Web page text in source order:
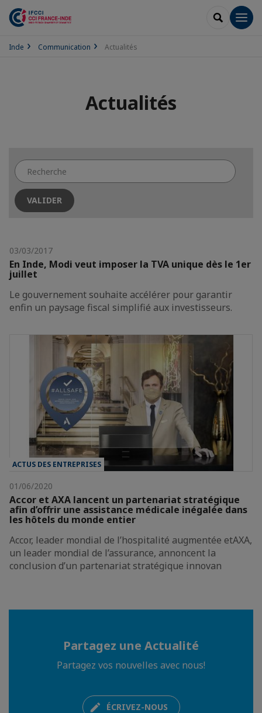
Inde Communication Actualités
Actualités
03/03/2017
En Inde, Modi veut imposer la TVA unique dès le 1er
juillet
Le gouvernement souhaite accélérer pour garantir
enfin un paysage fiscal simplifié aux investisseurs.
ACTUS DES ENTREPRISES
01/06/2020
Accor et AXA lancent un partenariat stratégique
afin d’offrir une assistance médicale inégalée dans
les hôtels du monde entier
Accor, leader mondial de l’hospitalité augmentée etAXA,
un leader mondial de l’assurance, annoncent la
conclusion d’un partenariat stratégique innovan
Partagez une Actualité
Partagez vos nouvelles avec nous!
ÉCRIVEZ-NOUS